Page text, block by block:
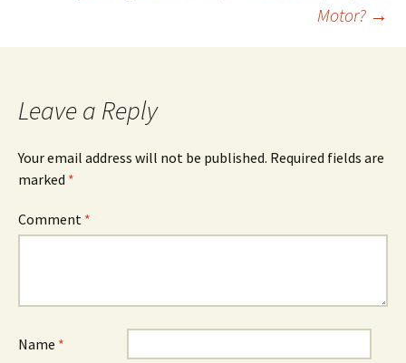
Motor? →
Leave a Reply
Your email address will not be published. Required fields are
marked *
Comment *
Name *